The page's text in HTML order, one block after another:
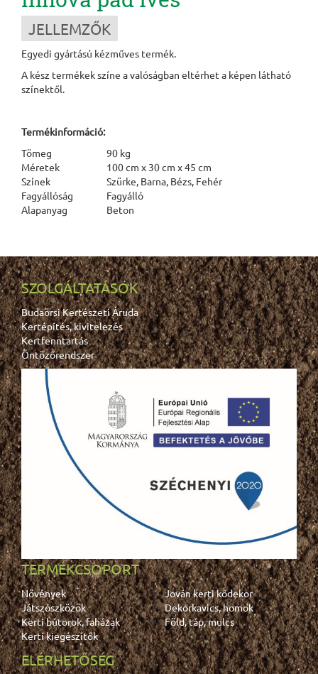
JELLEMZŐK
Egyedi gyártású kézműves termék.
A kész termékek színe a valóságban eltérhet a képen látható
színektől.
Termékinformáció:
Tömeg
90 kg
Méretek
100 cm x 30 cm x 45 cm
Színek
Szürke, Barna, Bézs, Fehér
Fagyállóság
Fagyálló
Alapanyag
Beton
SZOLGÁLTATÁSOK
Budaörsi Kertészeti Áruda
Kertépítés, kivitelezés
Kertfenntartás
Öntözőrendszer
TERMÉKCSOPORT
Növények
Jován kerti kődekor
Játszószközök
Dekorkavics, homok
Kerti bútorok, faházak
Föld, táp, mulcs
Kerti kiegészítők
ELÉRHETŐSÉG